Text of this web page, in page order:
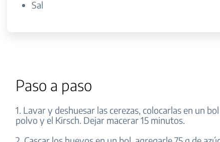
Sal
Paso a paso
1. Lavar y deshuesar las cerezas, colocarlas en un
polvo y el Kirsch. Dejar macerar 15 minutos.